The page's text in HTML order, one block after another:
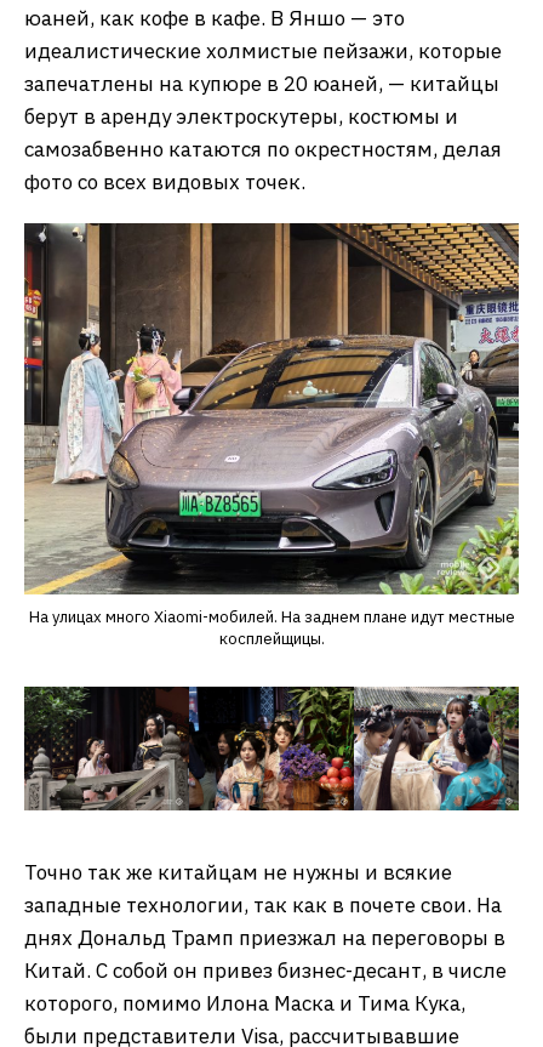
юаней, как кофе в кафе. В Яншо — это
идеалистические холмистые пейзажи, которые
запечатлены на купюре в 20 юаней, — китайцы
берут в аренду электроскутеры, костюмы и
самозабвенно катаются по окрестностям, делая
фото со всех видовых точек.
На улицах много Xiaomi-мобилей. На заднем плане идут местные
косплейщицы.
Точно так же китайцам не нужны и всякие
западные технологии, так как в почете свои. На
днях Дональд Трамп приезжал на переговоры в
Китай. С собой он привез бизнес-десант, в числе
которого, помимо Илона Маска и Тима Кука,
были представители Visa, рассчитывавшие